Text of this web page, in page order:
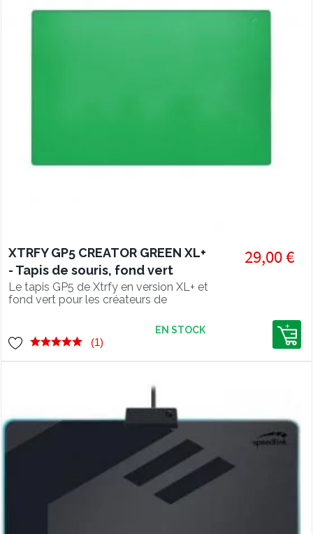
XTRFY GP5 CREATOR GREEN XL+
- Tapis de souris, fond vert
Le tapis GP5 de Xtrfy en version XL+ et
fond vert pour les créateurs de
29,00 €
(1)
EN STOCK